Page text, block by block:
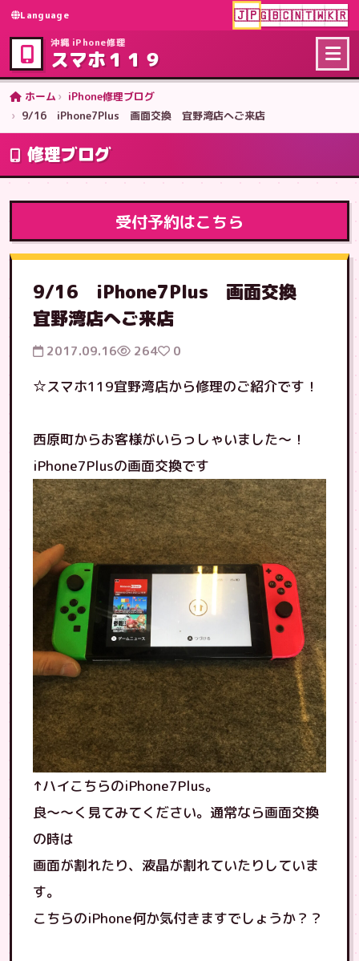
Language 🇯🇵🇬🇧🇨🇳🇹🇼🇰🇷
沖縄 iPhone修理
スマホ１１９
ホーム
iPhone修理ブログ
9/16 iPhone7Plus 画面交換 宜野湾店へご来店
修理ブログ
受付予約はこちら
9/16 iPhone7Plus 画面交換
宜野湾店へご来店
2017.09.16 264 0
☆スマホ119宜野湾店から修理のご紹介です！
西原町からお客様がいらっしゃいました〜！
iPhone7Plusの画面交換です
↑ハイこちらのiPhone7Plus。
良〜〜く見てみてください。通常なら画面交換
の時は
画面が割れたり、液晶が割れていたりしていま
す。
こちらのiPhone何か気付きますでしょうか？？